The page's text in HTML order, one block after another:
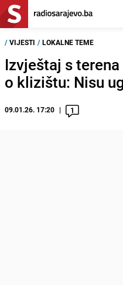
/ VIJESTI / LOKALNE TEME
Izvještaj s
o klizištu: Nisu
09.01.26. 17:20 1